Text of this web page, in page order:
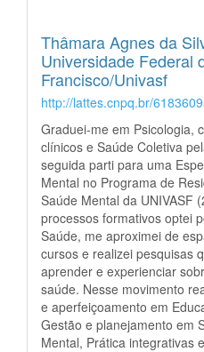
Thâmara Agnes da
Universidade Federal
Francisco/Univasf
http://lattes.cnpq.br/
Graduei-me em Psicologia,
clínicos e Saúde Coletiva
seguida parti para uma
Mental no Programa de
Saúde Mental da UNIVASF
processos formativos optei
Saúde, me aproximei de
cursos e realizei pesquisas
aprender e experienciar
saúde. Nesse movimento
e aperfeiçoamento em
Gestão e planejamento em
Mental, Prática integrativas